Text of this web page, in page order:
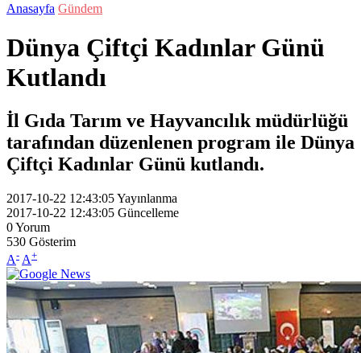
Anasayfa Gündem
Dünya Çiftçi Kadınlar Günü
Kutlandı
İl Gıda Tarım ve Hayvancılık müdürlüğü
tarafından düzenlenen program ile Dünya
Çiftçi Kadınlar Günü kutlandı.
2017-10-22 12:43:05Yayınlanma
2017-10-22 12:43:05 Güncelleme
0Yorum
530 Gösterim
A- A+